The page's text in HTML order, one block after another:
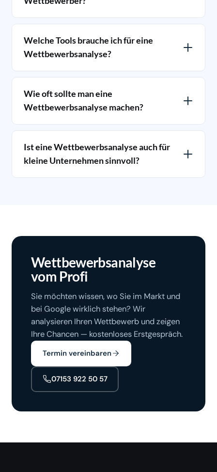
Welche Tools brauche ich für eine
Wettbewerbsanalyse?
Wie oft sollte man eine
Wettbewerbsanalyse machen?
Ist eine Wettbewerbsanalyse auch für
kleine Unternehmen sinnvoll?
Wettbewerbsanalyse
vom Profi
Sie möchten wissen, wo Sie im Markt und
bei Google wirklich stehen? Wir
analysieren Ihren Wettbewerb und zeigen
Ihre Chancen — kostenloses Erstgespräch.
Termin vereinbaren
07153 922 50 57